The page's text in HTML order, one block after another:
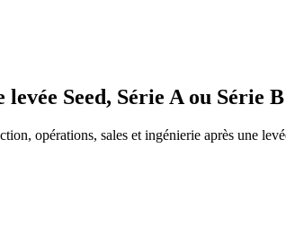
Seed, Série A ou Série
opérations, sales et ingénierie après une